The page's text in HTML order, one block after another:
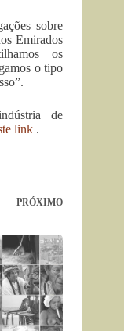
sobre
Emirados
os
o tipo
de
link .
PRÓXIMO